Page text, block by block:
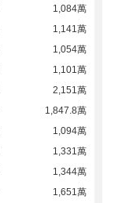
1,084萬
1,141萬
1,054萬
1,101萬
2,151萬
1,847.8萬
1,094萬
1,331萬
1,344萬
1,651萬